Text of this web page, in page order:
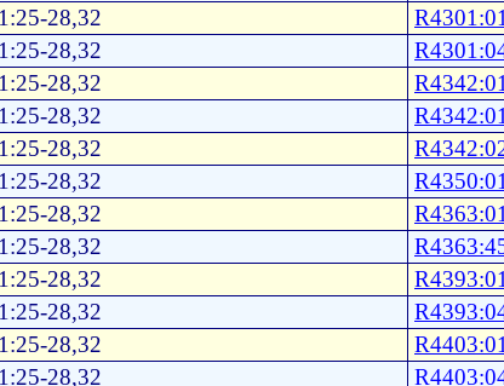
28,32
28,32
28,32
28,32
28,32
28,32
28,32
28,32
28,32
28,32
28,32
28,32